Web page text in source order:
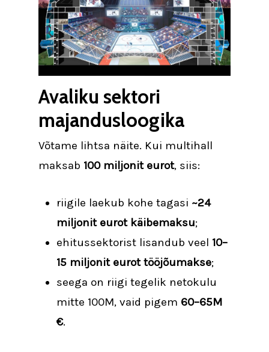
Avaliku sektori
majandusloogika
Võtame lihtsa näite. Kui multihall
maksab 100 miljonit eurot, siis:
riigile laekub kohe tagasi ~24
miljonit eurot käibemaksu;
ehitussektorist lisandub veel 10–
15 miljonit eurot tööjõumakse;
seega on riigi tegelik netokulu
mitte 100M, vaid pigem 60–65M
€.